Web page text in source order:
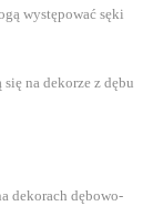
występować sęki
na dekorze z dębu
dekorach dębowo-